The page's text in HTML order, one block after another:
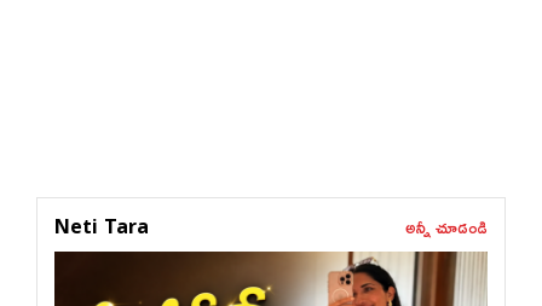
Neti Tara అన్నీ చూడండి